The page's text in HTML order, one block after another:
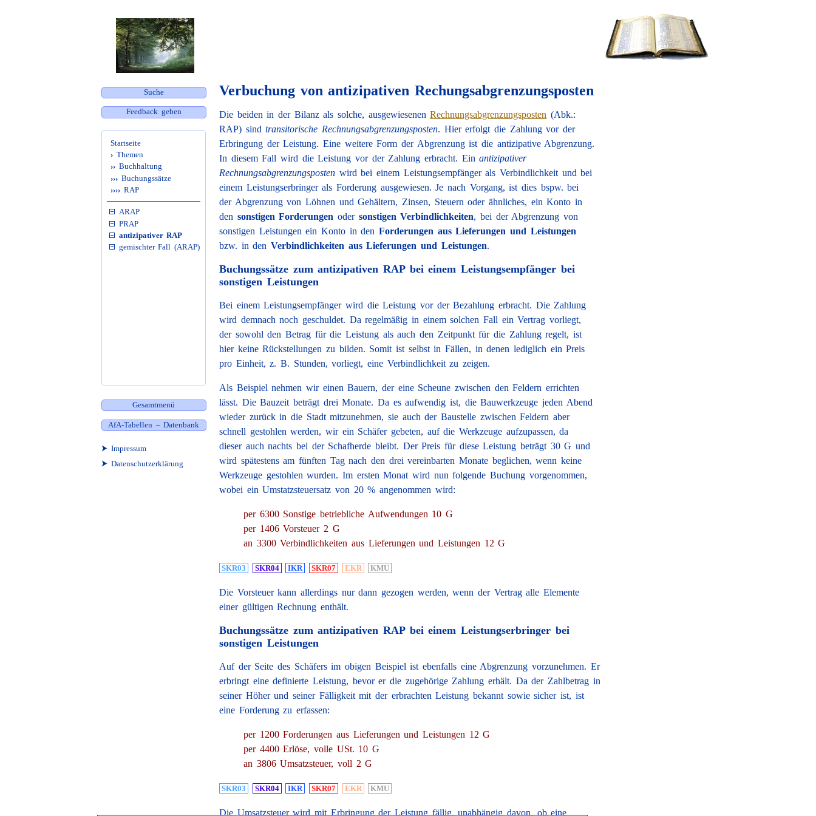
Suche
Feedback geben
Startseite
› Themen
›› Buchhaltung
››› Buchungssätze
›››› RAP
ARAP
PRAP
antizipativer RAP
gemischter Fall (ARAP)
Gesamtmenü
AfA-Tabellen – Datenbank
⮞ Impressum
⮞ Datenschutzerklärung
Verbuchung von antizipativen Rechungsabgrenzungsposten
Die beiden in der Bilanz als solche, ausgewiesenenRechnungsabgrenzungsposten (Abk.:
RAP) sindtransitorische Rechnungsabgrenzungsposten. Hier erfolgt die Zahlung vor der
Erbringung der Leistung. Eine weitere Form der Abgrenzung ist die antizipative Abgrenzung.
In diesem Fall wird die Leistung vor der Zahlung erbracht. Einantizipativer
Rechnungsabgrenzungsposten wird bei einem Leistungsempfänger als Verbindlichkeit und bei
einem Leistungserbringer als Forderung ausgewiesen. Je nach Vorgang, ist dies bspw. bei
der Abgrenzung von Löhnen und Gehältern, Zinsen, Steuern oder ähnliches, ein Konto in
den sonstigen Forderungen oder sonstigen Verbindlichkeiten, bei der Abgrenzung von
sonstigen Leistungen ein Konto in den Forderungen aus Lieferungen und Leistungen
bzw. in den Verbindlichkeiten aus Lieferungen und Leistungen.
Buchungssätze zum antizipativen RAP bei einem Leistungsempfänger bei
sonstigen Leistungen
Bei einem Leistungsempfänger wird die Leistung vor der Bezahlung erbracht. Die Zahlung
wird demnach noch geschuldet. Da regelmäßig in einem solchen Fall ein Vertrag vorliegt,
der sowohl den Betrag für die Leistung als auch den Zeitpunkt für die Zahlung regelt, ist
hier keine Rückstellungen zu bilden. Somit ist selbst in Fällen, in denen lediglich ein Preis
pro Einheit, z. B. Stunden, vorliegt, eine Verbindlichkeit zu zeigen.
Als Beispiel nehmen wir einen Bauern, der eine Scheune zwischen den Feldern errichten
lässt. Die Bauzeit beträgt drei Monate. Da es aufwendig ist, die Bauwerkzeuge jeden Abend
wieder zurück in die Stadt mitzunehmen, sie auch der Baustelle zwischen Feldern aber
schnell gestohlen werden, wir ein Schäfer gebeten, auf die Werkzeuge aufzupassen, da
dieser auch nachts bei der Schafherde bleibt. Der Preis für diese Leistung beträgt 30 G und
wird spätestens am fünften Tag nach den drei vereinbarten Monate beglichen, wenn keine
Werkzeuge gestohlen wurden. Im ersten Monat wird nun folgende Buchung vorgenommen,
wobei ein Umstatzsteuersatz von 20 % angenommen wird:
per 6300 Sonstige betriebliche Aufwendungen 10 G
per 1406 Vorsteuer 2 G
an 3300 Verbindlichkeiten aus Lieferungen und Leistungen 12 G
SKR03 SKR04 IKR SKR07 EKR KMU
Die Vorsteuer kann allerdings nur dann gezogen werden, wenn der Vertrag alle Elemente
einer gültigen Rechnung enthält.
Buchungssätze zum antizipativen RAP bei einem Leistungserbringer bei
sonstigen Leistungen
Auf der Seite des Schäfers im obigen Beispiel ist ebenfalls eine Abgrenzung vorzunehmen. Er
erbringt eine definierte Leistung, bevor er die zugehörige Zahlung erhält. Da der Zahlbetrag in
seiner Höher und seiner Fälligkeit mit der erbrachten Leistung bekannt sowie sicher ist, ist
eine Forderung zu erfassen:
per 1200 Forderungen aus Lieferungen und Leistungen 12 G
per 4400 Erlöse, volle USt. 10 G
an 3806 Umsatzsteuer, voll 2 G
SKR03 SKR04 IKR SKR07 EKR KMU
Die Umsatzsteuer wird mit Erbringung der Leistung fällig, unabhängig davon, ob eine